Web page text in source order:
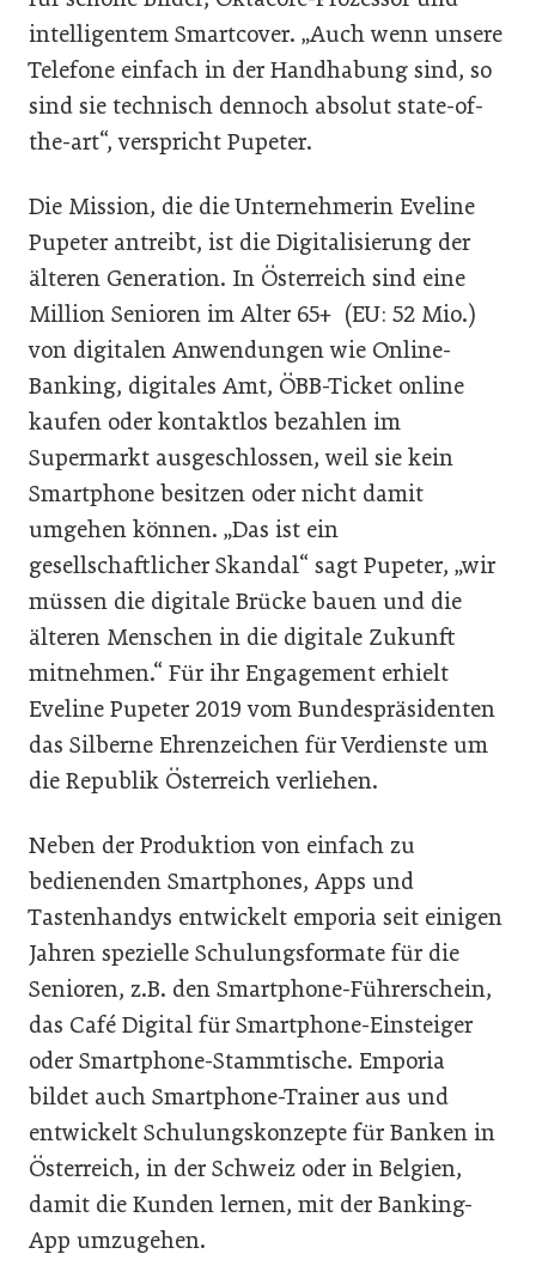
intelligentem Smartcover. „Auch wenn unsere
Telefone einfach in der Handhabung sind, so
sind sie technisch dennoch absolut state-of-
the-art“, verspricht Pupeter.
Die Mission, die die Unternehmerin Eveline
Pupeter antreibt, ist die Digitalisierung der
älteren Generation. In Österreich sind eine
Million Senioren im Alter 65+ (EU: 52 Mio.)
von digitalen Anwendungen wie Online-
Banking, digitales Amt, ÖBB-Ticket online
kaufen oder kontaktlos bezahlen im
Supermarkt ausgeschlossen, weil sie kein
Smartphone besitzen oder nicht damit
umgehen können. „Das ist ein
gesellschaftlicher Skandal“ sagt Pupeter, „wir
müssen die digitale Brücke bauen und die
älteren Menschen in die digitale Zukunft
mitnehmen.“ Für ihr Engagement erhielt
Eveline Pupeter 2019 vom Bundespräsidenten
das Silberne Ehrenzeichen für Verdienste um
die Republik Österreich verliehen.
Neben der Produktion von einfach zu
bedienenden Smartphones, Apps und
Tastenhandys entwickelt emporia seit einigen
Jahren spezielle Schulungsformate für die
Senioren, z.B. den Smartphone-Führerschein,
das Café Digital für Smartphone-Einsteiger
oder Smartphone-Stammtische. Emporia
bildet auch Smartphone-Trainer aus und
entwickelt Schulungskonzepte für Banken in
Österreich, in der Schweiz oder in Belgien,
damit die Kunden lernen, mit der Banking-
App umzugehen.